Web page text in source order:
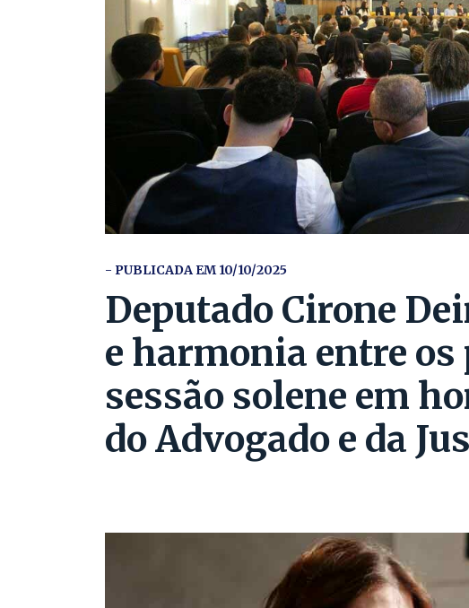
- PUBLICADA EM 10/10/2025
Deputado Cirone
e harmonia entre os
sessão solene em
do Advogado e da